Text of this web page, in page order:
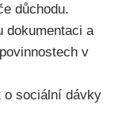
důchodu.
dokumentaci a
v